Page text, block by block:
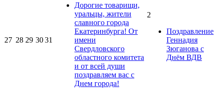
27 28 29 3031
Дорогие товарищи,
уральцы, жители
славного города
Екатеринбурга! От
имени
Свердловского
областного комитета
и от всей души
поздравляем вас с
Днем города!
2
Поздравление
Геннадия
Зюганова с
Днём ВДВ